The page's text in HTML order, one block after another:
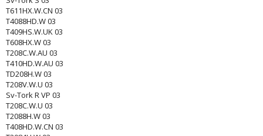
T611HX.W.CN 03
T4088HD.W 03
T409HS.W.UK 03
T608HX.W 03
T208C.W.AU 03
T410HD.W.AU 03
TD208H.W 03
T208V.W.U 03
Sv-Tork R VP 03
T208C.W.U 03
T2088H.W 03
T408HD.W.CN 03